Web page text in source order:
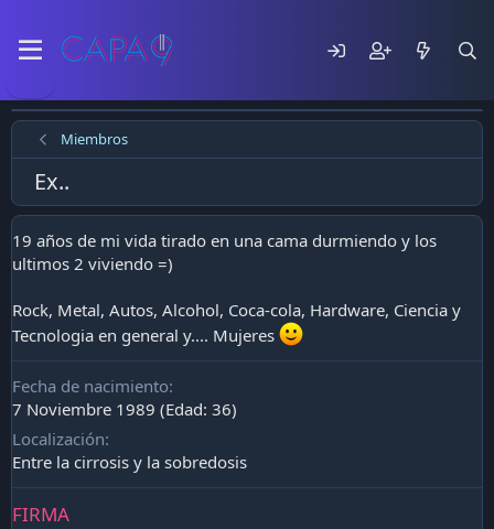
Miembros
Ex..
19 años de mi vida tirado en una cama durmiendo y los
ultimos 2 viviendo =)
Rock, Metal, Autos, Alcohol, Coca-cola, Hardware, Ciencia y
Tecnologia en general y.... Mujeres
Fecha de nacimiento
7 Noviembre 1989 (Edad: 36)
Localización
Entre la cirrosis y la sobredosis
FIRMA